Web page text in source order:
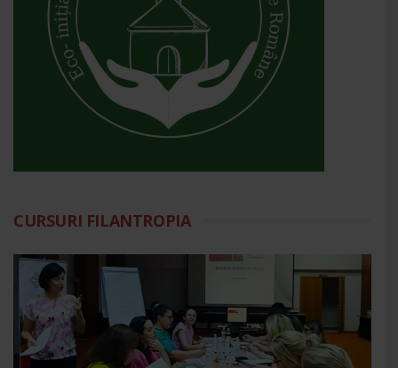
CURSURI FILANTROPIA